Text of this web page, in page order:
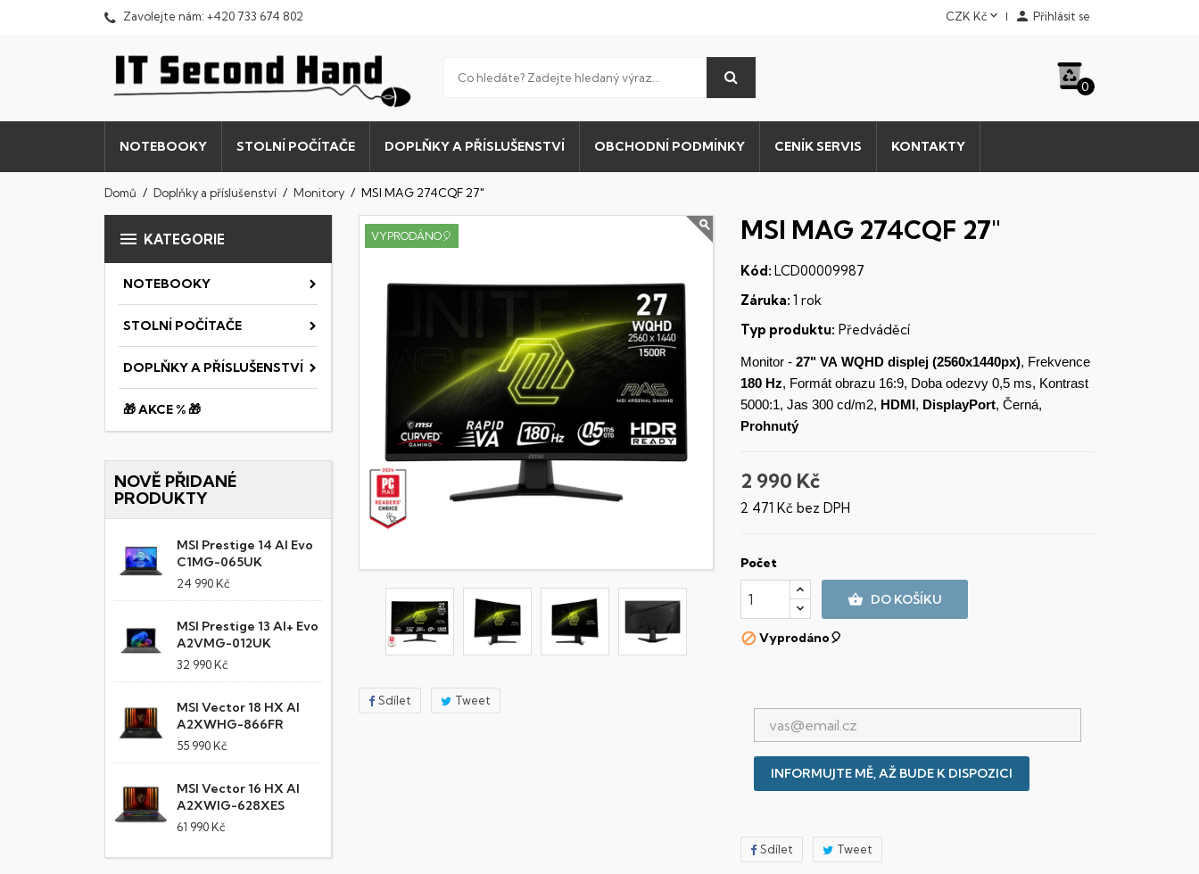
Zavolejte nám: +420 733 674 802 CZK Kč  Přihlásit se
0
NOTEBOOKY STOLNÍ POČÍTAČE DOPLŇKY A PŘÍSLUŠENSTVÍ OBCHODNÍ PODMÍNKY CENÍK SERVIS KONTAKTY
Domů Doplňky a příslušenství Monitory MSI MAG 274CQF 27"
 KATEGORIE
NOTEBOOKY
STOLNÍ POČÍTAČE
DOPLŇKY A PŘÍSLUŠENSTVÍ
🎁 AKCE % 🎁
NOVĚ PŘIDANÉ
PRODUKTY
MSI Prestige 14 AI Evo
C1MG-065UK
24 990 Kč
MSI Prestige 13 AI+ Evo
A2VMG-012UK
32 990 Kč
MSI Vector 18 HX AI
A2XWHG-866FR
55 990 Kč
MSI Vector 16 HX AI
A2XWIG-628XES
61 990 Kč
VYPRODÁNO🎈
Sdílet Tweet
MSI MAG 274CQF 27"
Kód: LCD00009987
Záruka: 1 rok
Typ produktu: Předváděcí
Monitor - 27" VA WQHDdisplej (2560x1440px), Frekvence
180 Hz, Formát obrazu 16:9, Doba odezvy 0,5 ms, Kontrast
5000:1, Jas 300 cd/m2, HDMI , DisplayPort, Černá,
Prohnutý
2 990 Kč
2 471 Kč bez DPH
Počet
 DO KOŠÍKU
Vyprodáno🎈
INFORMUJTE MĚ, AŽ BUDE K DISPOZICI
Sdílet Tweet